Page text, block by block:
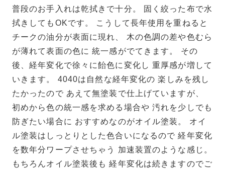
普段のお手入れは乾拭きで十分。 固く絞った布で水
拭きしてもOKです。
こうして長年使用を重ねると
チークの油分が表面に現れ、 木の色調の差や色むら
が薄れて表面の色に 統一感がでてきます。 その
後、経年変化で徐々に飴色に変化し 重厚感が増して
いきます。 4040は自然な経年変化の 楽しみを残し
たかったので あえて無塗装で仕上げていますが、
初めから色の統一感を求める場合や 汚れを少しでも
防ぎたい場合に おすすめなのがオイル塗装。 オイ
ル塗装はしっとりとした色合いになるので 経年変化
を数年分ワープさせちゃう 加速装置のような感じ。
もちろんオイル塗装後も 経年変化は続きますのでご